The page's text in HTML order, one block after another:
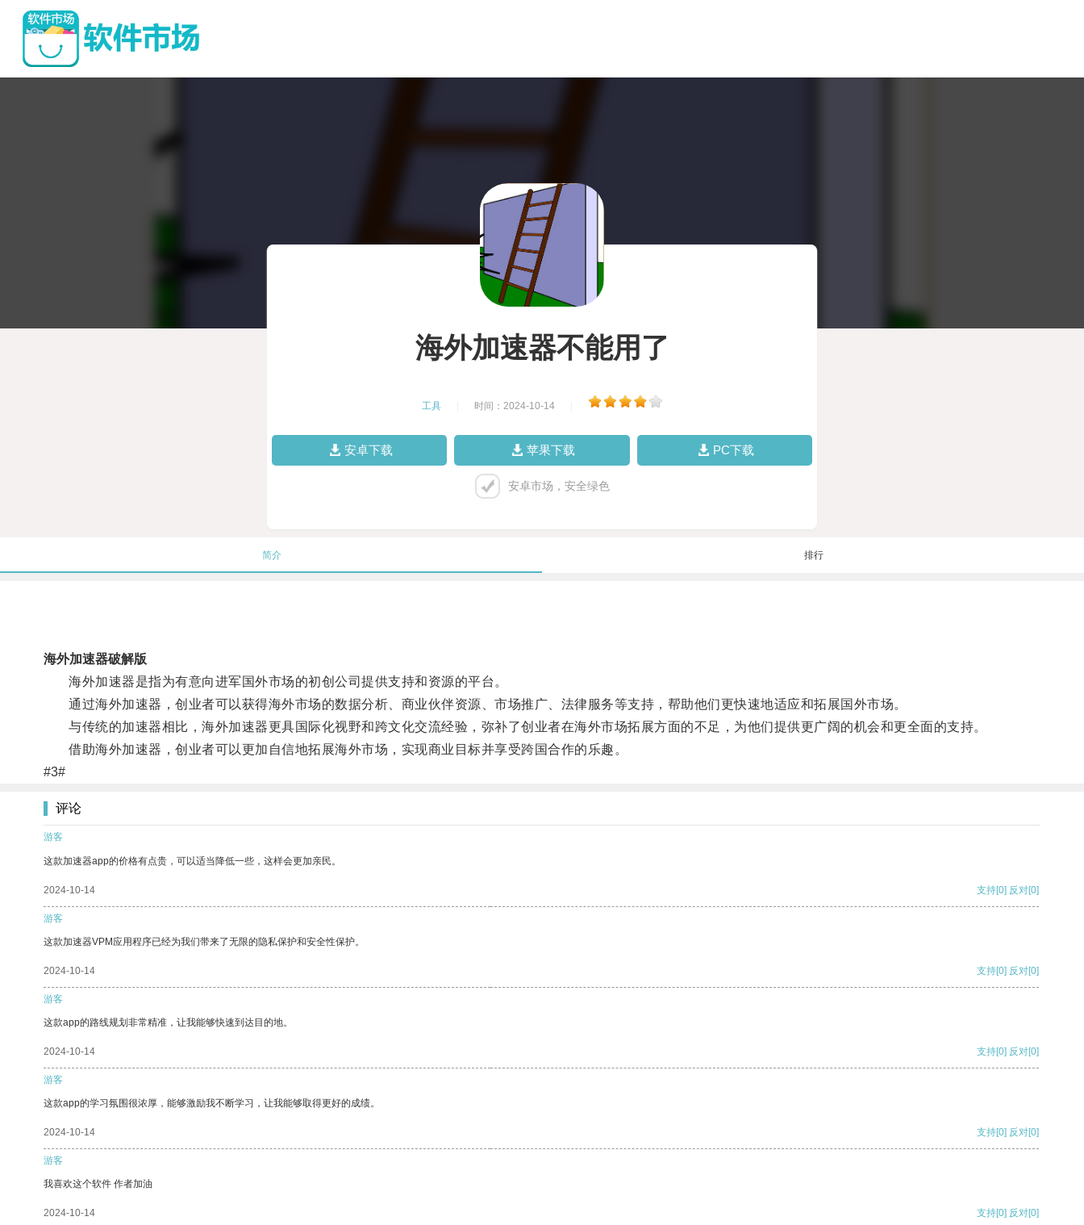
海外加速器不能用了
工具 时间：2024-10-14
安卓下载 苹果下载 PC下载
安卓市场，安全绿色
简介 排行
海外加速器破解版
海外加速器是指为有意向进军国外市场的初创公司提供支持和资源的平台。
通过海外加速器，创业者可以获得海外市场的数据分析、商业伙伴资源、市场推广、法律服务等支持，帮助他们更快速地适应和拓展国外市场。
与传统的加速器相比，海外加速器更具国际化视野和跨文化交流经验，弥补了创业者在海外市场拓展方面的不足，为他们提供更广阔的机会和更全面的支持。
借助海外加速器，创业者可以更加自信地拓展海外市场，实现商业目标并享受跨国合作的乐趣。
#3#
评论
游客
这款加速器app的价格有点贵，可以适当降低一些，这样会更加亲民。
2024-10-14 支持[0] 反对[0]
游客
这款加速器VPM应用程序已经为我们带来了无限的隐私保护和安全性保护。
2024-10-14 支持[0] 反对[0]
游客
这款app的路线规划非常精准，让我能够快速到达目的地。
2024-10-14 支持[0] 反对[0]
游客
这款app的学习氛围很浓厚，能够激励我不断学习，让我能够取得更好的成绩。
2024-10-14 支持[0] 反对[0]
游客
我喜欢这个软件 作者加油
2024-10-14 支持[0] 反对[0]